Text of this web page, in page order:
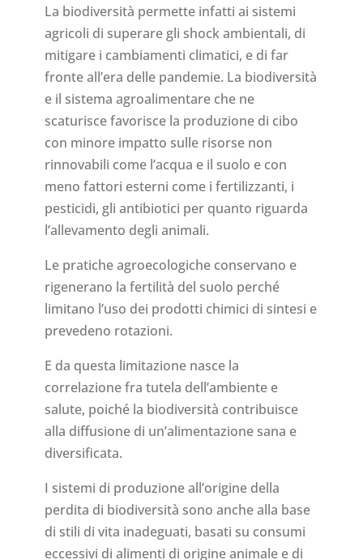
La biodiversità permette infatti ai sistemi
agricoli di superare gli shock ambientali, di
mitigare i cambiamenti climatici, e di far
fronte all’era delle pandemie. La biodiversità
e il sistema agroalimentare che ne
scaturisce favorisce la produzione di cibo
con minore impatto sulle risorse non
rinnovabili come l’acqua e il suolo e con
meno fattori esterni come i fertilizzanti, i
pesticidi, gli antibiotici per quanto riguarda
l’allevamento degli animali.
Le pratiche agroecologiche conservano e
rigenerano la fertilità del suolo perché
limitano l’uso dei prodotti chimici di sintesi e
prevedeno rotazioni.
E da questa limitazione nasce la
correlazione fra tutela dell’ambiente e
salute, poiché la biodiversità contribuisce
alla diffusione di un’alimentazione sana e
diversificata.
I sistemi di produzione all’origine della
perdita di biodiversità sono anche alla base
di stili di vita inadeguati, basati su consumi
eccessivi di alimenti di origine animale e di